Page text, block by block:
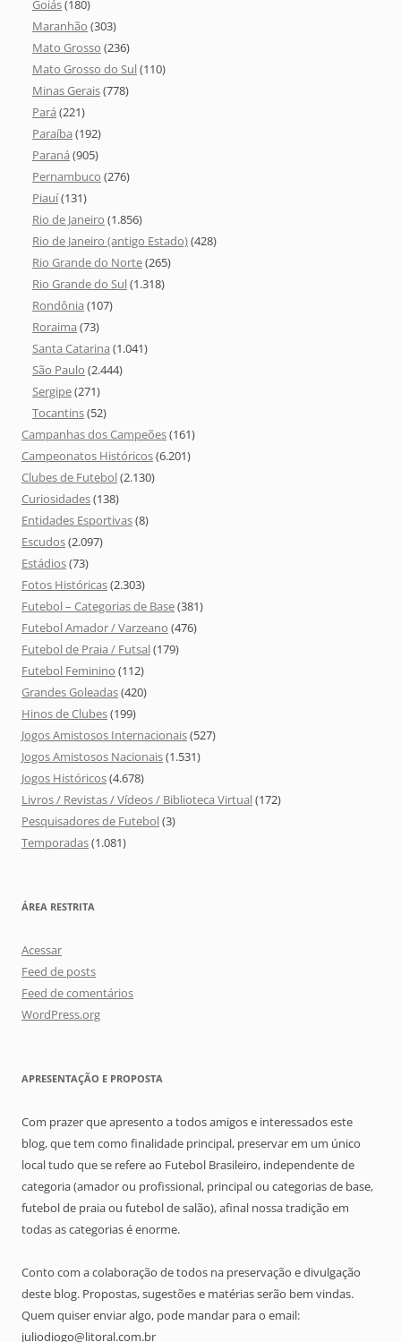
Goiás(180)
Maranhão (303)
Mato Grosso (236)
Mato Grosso do Sul(110)
Minas Gerais(778)
Pará (221)
Paraíba (192)
Paraná (905)
Pernambuco (276)
Piauí(131)
Rio de Janeiro (1.856)
Rio de Janeiro (antigo Estado)(428)
Rio Grande do Norte(265)
Rio Grande do Sul(1.318)
Rondônia (107)
Roraima (73)
Santa Catarina (1.041)
São Paulo (2.444)
Sergipe(271)
Tocantins(52)
Campanhas dos Campeões(161)
Campeonatos Históricos(6.201)
Clubes de Futebol(2.130)
Curiosidades(138)
Entidades Esportivas(8)
Escudos(2.097)
Estádios(73)
Fotos Históricas(2.303)
Futebol – Categorias de Base(381)
Futebol Amador / Varzeano (476)
Futebol de Praia / Futsal(179)
Futebol Feminino (112)
Grandes Goleadas(420)
Hinos de Clubes(199)
Jogos Amistosos Internacionais(527)
Jogos Amistosos Nacionais(1.531)
Jogos Históricos(4.678)
Livros / Revistas / Vídeos / Biblioteca Virtual(172)
Pesquisadores de Futebol(3)
Temporadas(1.081)
ÁREA RESTRITA
Acessar
Feed de posts
Feed de comentários
WordPress.org
APRESENTAÇÃO E PROPOSTA
Com prazer que apresento a todos amigos e interessados este
blog, que tem como finalidade principal, preservar em um único
local tudo que se refere ao Futebol Brasileiro, independente de
categoria (amador ou profissional, principal ou categorias de base,
futebol de praia ou futebol de salão), afinal nossa tradição em
todas as categorias é enorme.
Conto com a colaboração de todos na preservação e divulgação
deste blog. Propostas, sugestões e matérias serão bem vindas.
Quem quiser enviar algo, pode mandar para o email:
juliodiogo@litoral.com.br